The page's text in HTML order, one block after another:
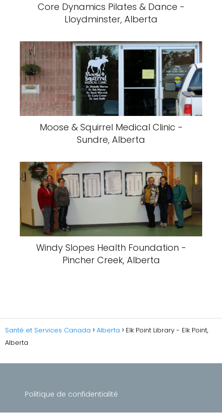
Core Dynamics Pilates & Dance -
Lloydminster, Alberta
Moose & Squirrel Medical Clinic -
Sundre, Alberta
Windy Slopes Health Foundation -
Pincher Creek, Alberta
Santé et Services Canada Alberta
Elk Point Library - Elk Point,
Alberta
Politique de confidentialité